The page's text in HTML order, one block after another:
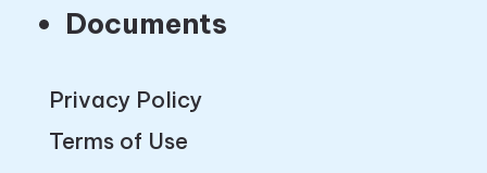
Documents
Privacy Policy
Terms of Use